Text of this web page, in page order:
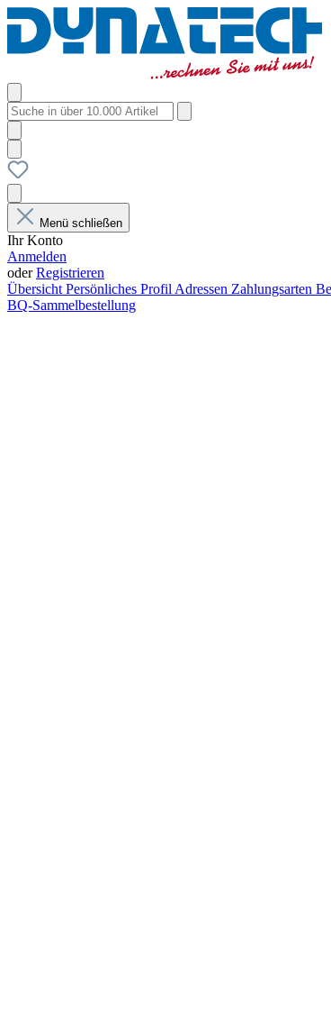
Menü schließen
Ihr Konto
Anmelden
oderRegistrieren
Übersicht Persönliches Profil Adressen Zahlungsarten
BQ-Sammelbestellung